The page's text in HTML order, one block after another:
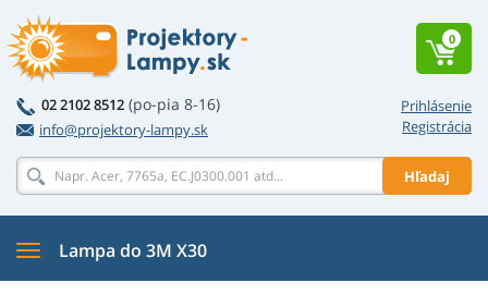
Prihlásenie
Registrácia
02 2102 8512 (po-pia 8-16)
info@projektory-lampy.sk
Hľadaj
0
Lampa do 3M X30